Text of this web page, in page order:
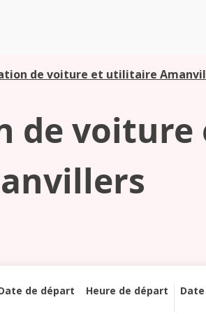
de voiture et utilitaire
de
de départ Heure de départ